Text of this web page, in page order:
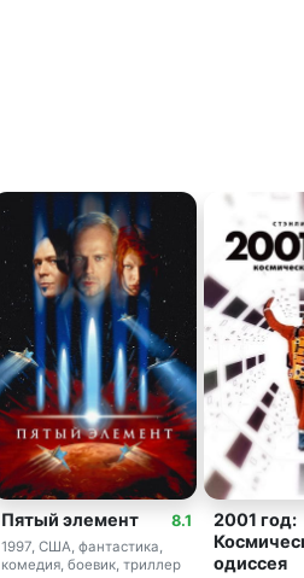
8.1
Пятый элемент
1997, США, фантастика,
комедия, боевик, триллер
2001 год:
одиссея